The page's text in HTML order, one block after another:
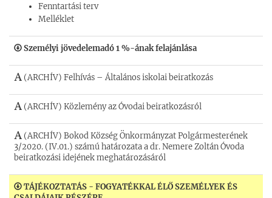
Fenntartási terv
Melléklet
Személyi jövedelemadó 1 %-ának felajánlása
(ARCHÍV) Felhívás – Általános iskolai beiratkozás
(ARCHÍV) Közlemény az Óvodai beiratkozásról
(ARCHÍV) Bokod Község Önkormányzat Polgármesterének
3/2020. (IV.01.) számú határozata a dr. Nemere Zoltán Óvoda
beiratkozási idejének meghatározásáról
TÁJÉKOZTATÁS - FOGYATÉKKAL ÉLŐ SZEMÉLYEK ÉS